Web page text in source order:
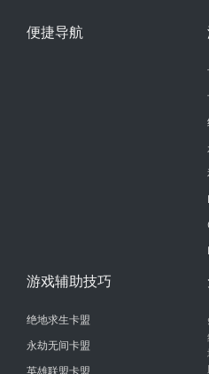
便捷导航
游戏辅助技巧
绝地求生卡盟
永劫无间卡盟
英雄联盟卡盟